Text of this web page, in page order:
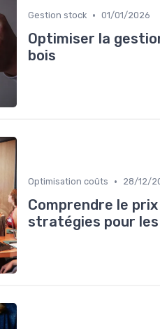
Gestion stock • 01/01/2026
Optimiser la
bois
Optimisation coûts • 28/12/
Comprendre le
stratégies pour